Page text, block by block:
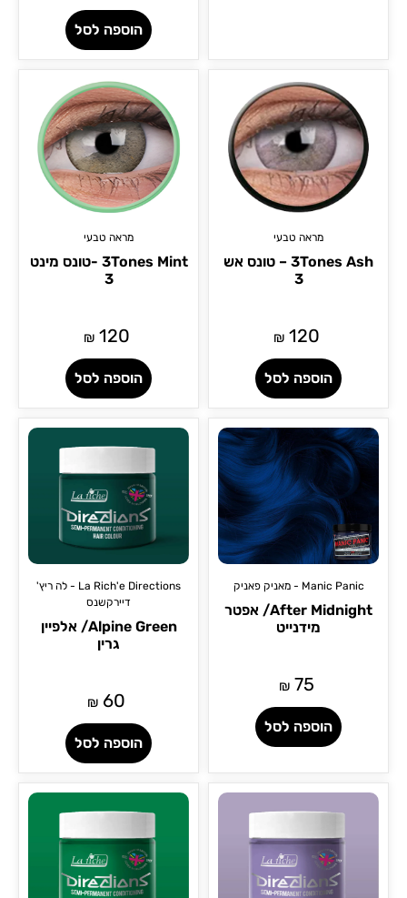
הוספה לסל
מראה טבעי
3Tones Ash – טונס אש
3
120
₪
הוספה לסל
מראה טבעי
3Tones Mint -טונס מינט
3
120
₪
הוספה לסל
Manic Panic - מאניק פאניק
After Midnight/ אפטר
מידנייט
75
₪
הוספה לסל
La Rich'e Directions - לה ריץ'
דיירקשנס
Alpine Green/ אלפיין
גרין
60
₪
הוספה לסל